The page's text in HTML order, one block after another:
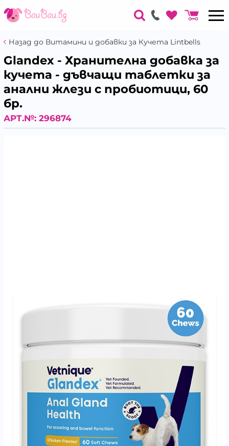
Назад до Витамини и добавки за Кучета Lintbells
Glandex - Хранителна добавка за
кучета - дъвчащи таблетки за
анални жлези с пробиотици, 60
бр.
АРТ.№: 296874